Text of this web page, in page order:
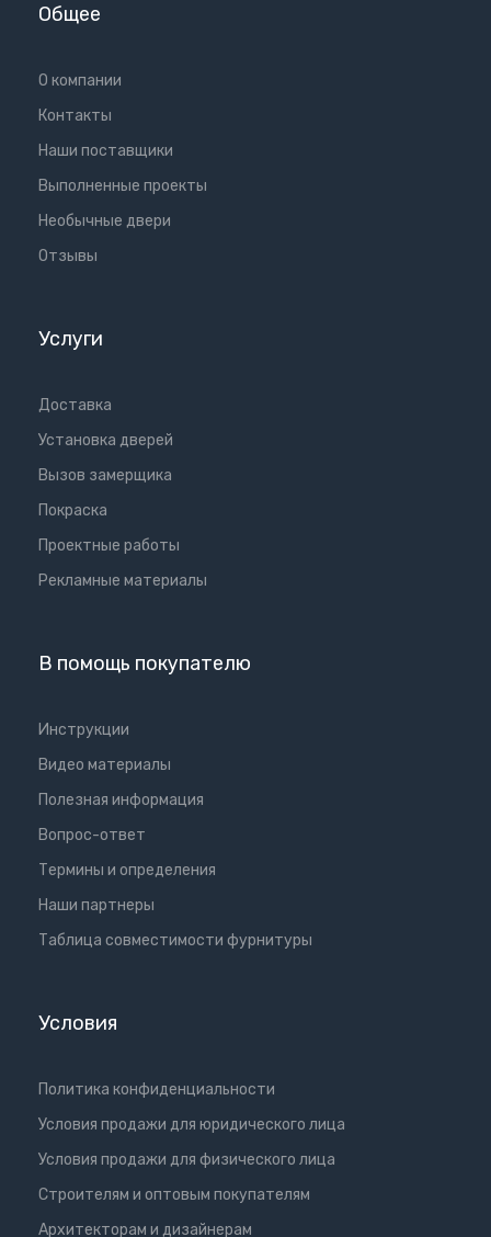
Общее
О компании
Контакты
Наши поставщики
Выполненные проекты
Необычные двери
Отзывы
Услуги
Доставка
Установка дверей
Вызов замерщика
Покраска
Проектные работы
Рекламные материалы
В помощь покупателю
Инструкции
Видео материалы
Полезная информация
Вопрос-ответ
Термины и определения
Наши партнеры
Таблица совместимости фурнитуры
Условия
Политика конфиденциальности
Условия продажи для юридического лица
Условия продажи для физического лица
Cтроителям и оптовым покупателям
Aрхитекторам и дизайнерам